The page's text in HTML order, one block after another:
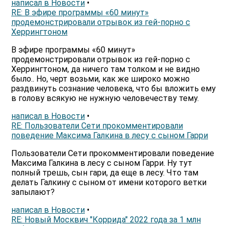
написал в Новости •
RE: В эфире программы «60 минут»
продемонстрировали отрывок из гей-порно с
Херрингтоном
В эфире программы «60 минут»
продемонстрировали отрывок из гей-порно с
Херрингтоном, да ничего там толком и не видно
было.. Но, черт возьми, как же широко можно
раздвинуть сознание человека, что бы вложить ему
в голову всякую не нужную человечеству тему.
написал в Новости •
RE: Пользователи Сети прокомментировали
поведение Максима Галкина в лесу с сыном Гарри
Пользователи Сети прокомментировали поведение
Максима Галкина в лесу с сыном Гарри. Ну тут
полный трешь, сын гари, да еще в лесу. Что там
делать Галкину с сыном от имени которого ветки
запылают?
написал в Новости •
RE: Новый Москвич "Коррида" 2022 года за 1 млн